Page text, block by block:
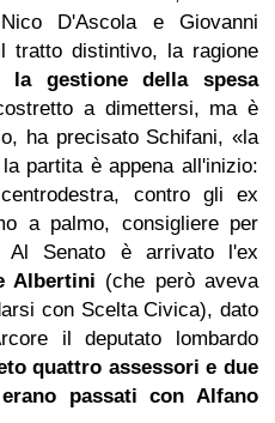
D'Ascola e Giovanni
tratto distintivo, la ragione
gestione della spesa
a dimettersi, ma è
ha precisato Schifani, «la
partita è appena all'inizio:
contro gli ex
a palmo, consigliere per
Al Senato è arrivato l'ex
Albertini (che però aveva
con Scelta Civica), dato
il deputato lombardo
quattro assessori e due
passati con Alfano